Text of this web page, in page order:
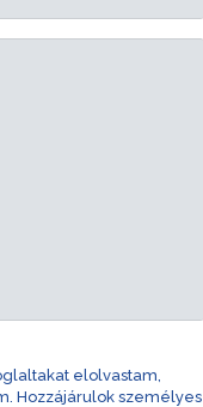
elolvastam,
Hozzájárulok személyes